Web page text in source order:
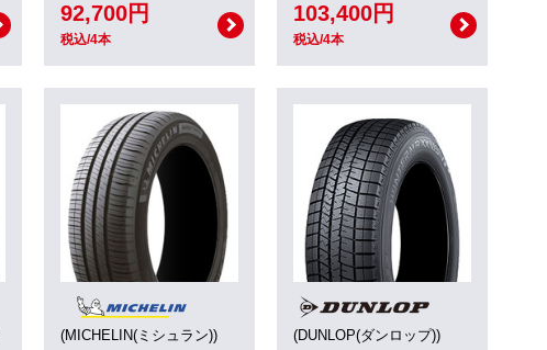
92,700円
税込/4本
103,400円
税込/4本
(MICHELIN(ミシュラン)) (DUNLOP(ダンロップ))